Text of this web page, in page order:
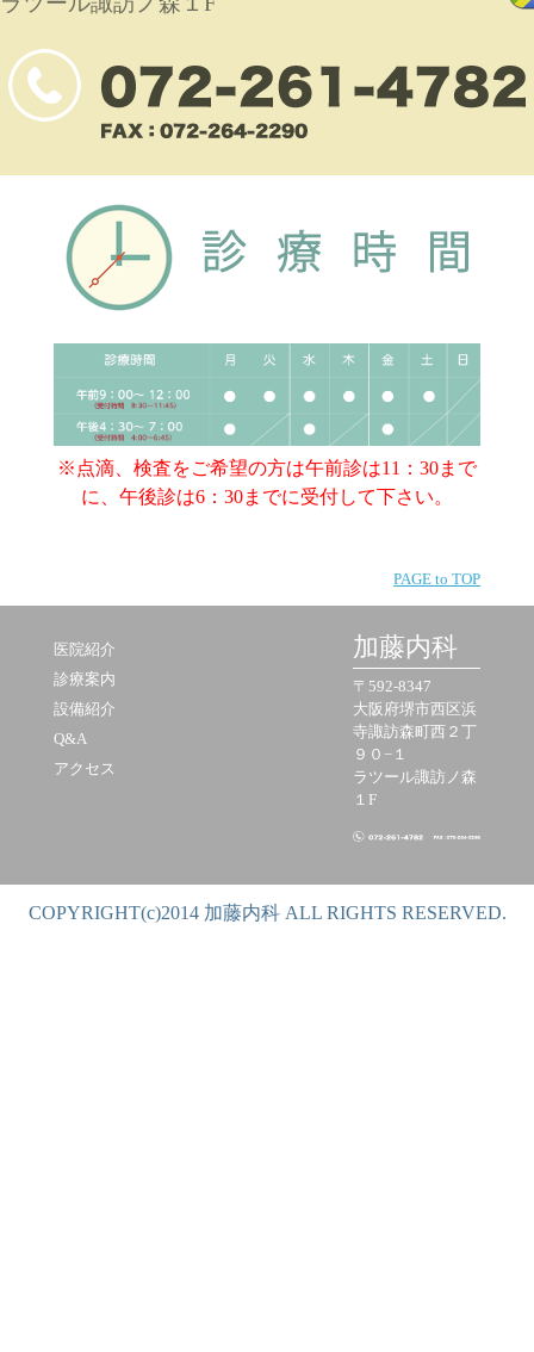
※点滴、検査をご希望の方は午前診は11：30まで
に、午後診は6：30までに受付して下さい。
PAGE to TOP
医院紹介
診療案内
設備紹介
Q&A
アクセス
加藤内科
〒592-8347
大阪府堺市西区浜
寺諏訪森町西２丁
９０−１
ラツール諏訪ノ森
１F
COPYRIGHT(c)2014 加藤内科 ALL RIGHTS RESERVED.